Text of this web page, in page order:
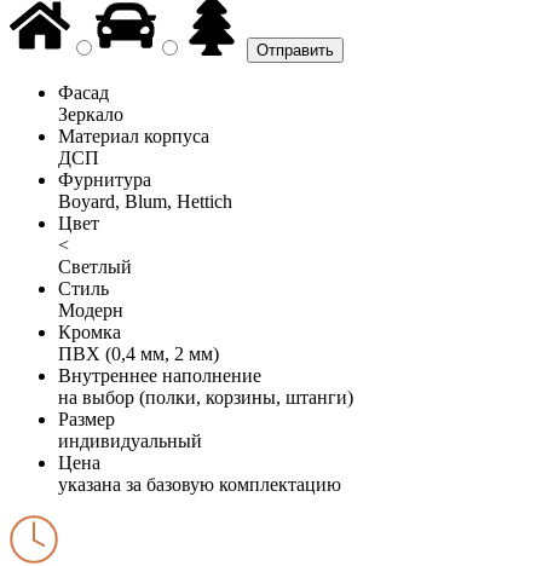
Фасад
Зеркало
Материал корпуса
ДСП
Фурнитура
Boyard, Blum, Hettich
Цвет
<
Светлый
Стиль
Модерн
Кромка
ПВХ (0,4 мм, 2 мм)
Внутреннее наполнение
на выбор (полки, корзины, штанги)
Размер
индивидуальный
Цена
указана за базовую комплектацию